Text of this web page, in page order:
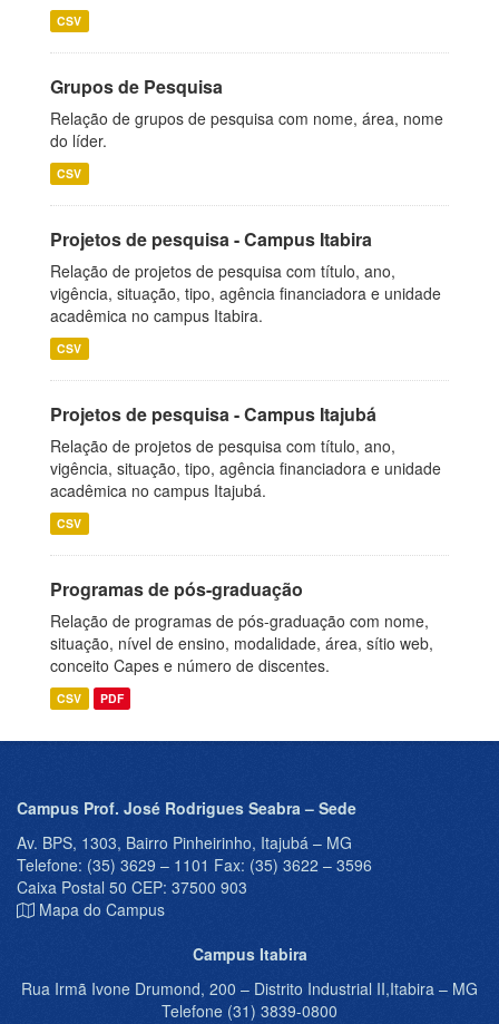
CSV
Grupos de Pesquisa
Relação de grupos de pesquisa com nome, área, nome
do líder.
CSV
Projetos de pesquisa - Campus Itabira
Relação de projetos de pesquisa com título, ano,
vigência, situação, tipo, agência financiadora e unidade
acadêmica no campus Itabira.
CSV
Projetos de pesquisa - Campus Itajubá
Relação de projetos de pesquisa com título, ano,
vigência, situação, tipo, agência financiadora e unidade
acadêmica no campus Itajubá.
CSV
Programas de pós-graduação
Relação de programas de pós-graduação com nome,
situação, nível de ensino, modalidade, área, sítio web,
conceito Capes e número de discentes.
CSV PDF
Campus Prof. José Rodrigues Seabra – Sede
Av. BPS, 1303, Bairro Pinheirinho, Itajubá – MG
Telefone: (35) 3629 – 1101 Fax: (35) 3622 – 3596
Caixa Postal 50 CEP: 37500 903
Mapa do Campus
Campus Itabira
Rua Irmã Ivone Drumond, 200 – Distrito Industrial II,Itabira – MG
Telefone (31) 3839-0800